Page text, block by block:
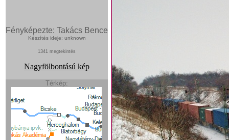
Fényképezte: Takács Bence
Készítés ideje: unknown
1341 megtekintés
Nagyfölbontású kép
Térkép: